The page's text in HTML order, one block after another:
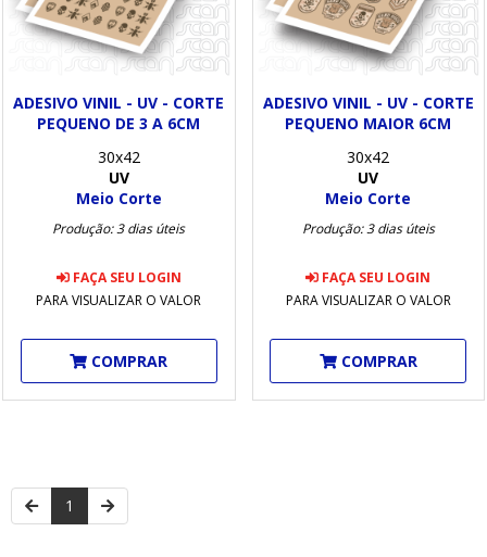
ADESIVO VINIL - UV - CORTE
PEQUENO DE 3 A 6CM
30x42
UV
Meio Corte
Produção: 3 dias úteis
FAÇA SEU LOGIN
PARA VISUALIZAR O VALOR
COMPRAR
ADESIVO VINIL - UV - CORTE
PEQUENO MAIOR 6CM
30x42
UV
Meio Corte
Produção: 3 dias úteis
FAÇA SEU LOGIN
PARA VISUALIZAR O VALOR
COMPRAR
1